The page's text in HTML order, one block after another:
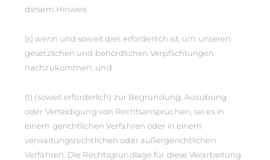
diesem Hinweis
(s) wenn und soweit dies erforderlich ist, um unseren
gesetzlichen und behördlichen Verpflichtungen
nachzukommen; und
(t) (soweit erforderlich) zur Begründung, Ausübung
oder Verteidigung von Rechtsansprüchen, sei es in
einem gerichtlichen Verfahren oder in einem
verwaltungsrechtlichen oder außergerichtlichen
Verfahren. Die Rechtsgrundlage für diese Verarbeitung